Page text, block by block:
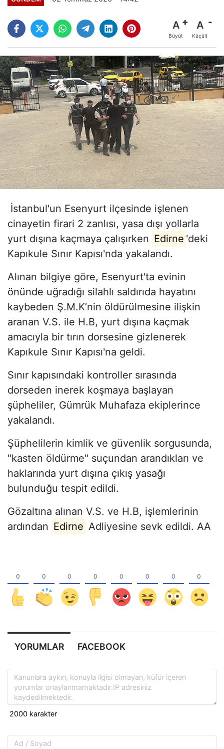
A
Büyüt
A
Küçült
İstanbul'un Esenyurt ilçesinde işlenen
cinayetin firari 2 zanlısı, yasa dışı yollarla
yurt dışına kaçmaya çalışırken Edirne 'deki
Kapıkule Sınır Kapısı'nda yakalandı.
Alınan bilgiye göre, Esenyurt'ta evinin
önünde uğradığı silahlı saldırıda hayatını
kaybeden Ş.M.K’nin öldürülmesine ilişkin
aranan V.S. ile H.B, yurt dışına kaçmak
amacıyla bir tırın dorsesine gizlenerek
Kapıkule Sınır Kapısı'na geldi.
Sınır kapısındaki kontroller sırasında
dorseden inerek koşmaya başlayan
şüpheliler, Gümrük Muhafaza ekiplerince
yakalandı.
Şüphelilerin kimlik ve güvenlik sorgusunda,
"kasten öldürme" suçundan arandıkları ve
haklarında yurt dışına çıkış yasağı
bulunduğu tespit edildi.
Gözaltına alınan V.S. ve H.B, işlemlerinin
ardından Edirne Adliyesine sevk edildi. AA
YORUMLAR FACEBOOK